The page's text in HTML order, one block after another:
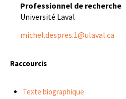
Professionnel de recherche
Université Laval
michel.despres.1@ulaval.ca
Raccourcis
Texte biographique